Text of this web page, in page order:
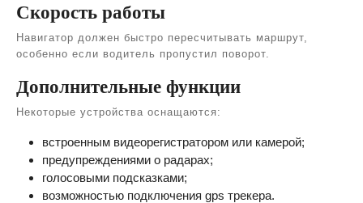
Скорость работы
Навигатор должен быстро пересчитывать маршрут,
особенно если водитель пропустил поворот.
Дополнительные функции
Некоторые устройства оснащаются:
встроенным видеорегистратором или камерой;
предупреждениями о радарах;
голосовыми подсказками;
возможностью подключения gps трекера.